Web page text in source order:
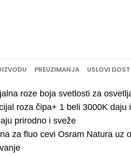
PREUZIMANJA USLOVI
roze boja svetlosti za
roza čipa+ 1 beli 3000K
prirodno i sveže
za fluo cevi Osram Natura uz